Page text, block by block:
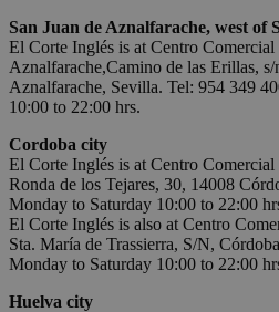
San Juan de Aznalfarache, west of
El Corte Inglés is at Centro Comercial
Aznalfarache,Camino de las Erillas,
Aznalfarache, Sevilla. Tel: 954 349
10:00 to 22:00 hrs.
Cordoba city
El Corte Inglés is at Centro Comercial
Ronda de los Tejares, 30, 14008
Monday to Saturday 10:00 to 22:00
El Corte Inglés is also at Centro
Sta. María de Trassierra, S/N,
Monday to Saturday 10:00 to 22:00
Huelva city